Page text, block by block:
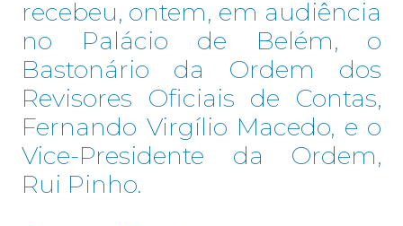
recebeu, ontem, em audiência
no Palácio de Belém, o
Bastonário da Ordem dos
Revisores Oficiais de Contas,
Fernando Virgílio Macedo, e o
Vice-Presidente da Ordem,
Rui Pinho.